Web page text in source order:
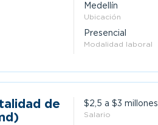
Medellín
Ubicación
Presencial
Modalidad laboral
de
$2,5 a $3 millones
Salario